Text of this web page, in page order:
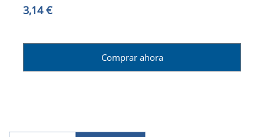
3,14 €
Comprar ahora